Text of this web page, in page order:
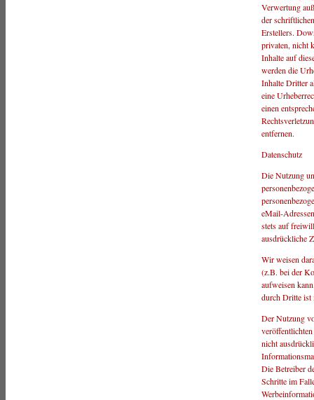
Verwertung
der
Erstellers.
privaten, nicht
Inhalte auf
werden die
Inhalte Dritter
eine
einen
entfernen.
Datenschutz
Die Nutzung
eMail-
stets auf
ausdrückliche
Wir weisen
(z.B. bei der
aufweisen
durch Dritte ist
Der Nutzung
nicht
Die Betreiber
Schritte im